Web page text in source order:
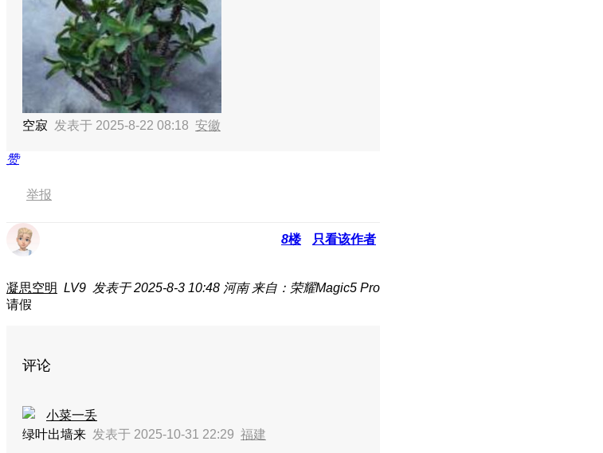
空寂 发表于 2025-8-22 08:18 安徽
赞
举报
8楼 只看该作者
凝思空明 LV9 发表于 2025-8-3 10:48 河南 来自：荣耀Magic5 Pro
请假
评论
小菜一丢
绿叶出墙来 发表于 2025-10-31 22:29 福建